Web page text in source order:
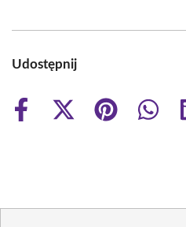
Udostępnij
Share
Share
Share
Share